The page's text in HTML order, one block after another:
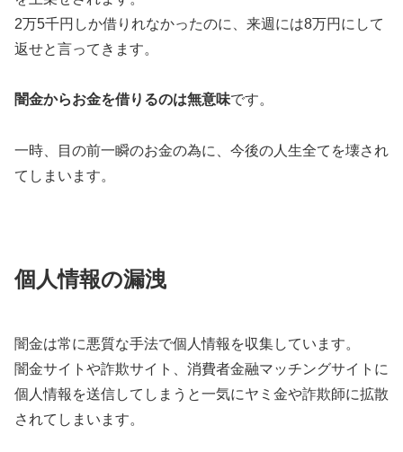
2万5千円しか借りれなかったのに、来週には8万円にして
返せと言ってきます。
闇金からお金を借りるのは無意味です。
一時、目の前一瞬のお金の為に、今後の人生全てを壊され
てしまいます。
個人情報の漏洩
闇金は常に悪質な手法で個人情報を収集しています。
闇金サイトや詐欺サイト、消費者金融マッチングサイトに
個人情報を送信してしまうと一気にヤミ金や詐欺師に拡散
されてしまいます。